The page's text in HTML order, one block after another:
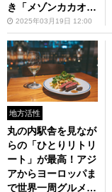
き「メゾンカカオ
丸の内店」
2025年03月19日 12:00
地方活性
丸の内駅舎を見なが
らの「ひとりリトリ
ート」が最高！アジ
アからヨーロッパま
で世界一周グルメ旅